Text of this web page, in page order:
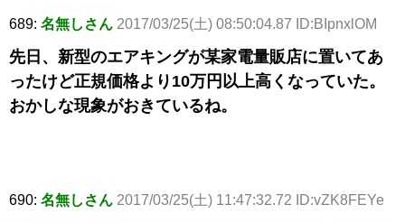
689: 名無しさん 2017/03/25(土) 08:50:04.87 ID:BIpnxlOM
先日、新型のエアキングが某家電量販店に置いてあ
ったけど正規価格より10万円以上高くなっていた。
おかしな現象がおきているね。
690: 名無しさん 2017/03/25(土) 11:47:32.72 ID:vZK8FEYe